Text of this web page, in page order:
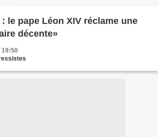
: le pape Léon XIV réclame une
décente»
19:50